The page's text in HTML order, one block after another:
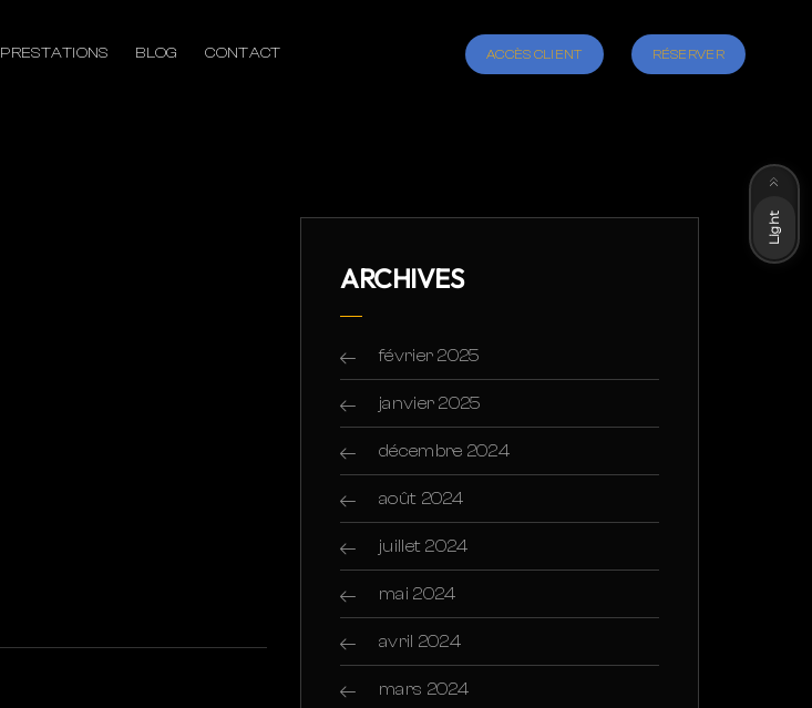
PRESTATIONS BLOG CONTACT ACCÈS CLIENT RÉSERVER
ARCHIVES
février 2025
janvier 2025
décembre 2024
août 2024
juillet 2024
mai 2024
avril 2024
mars 2024
Light
Dark